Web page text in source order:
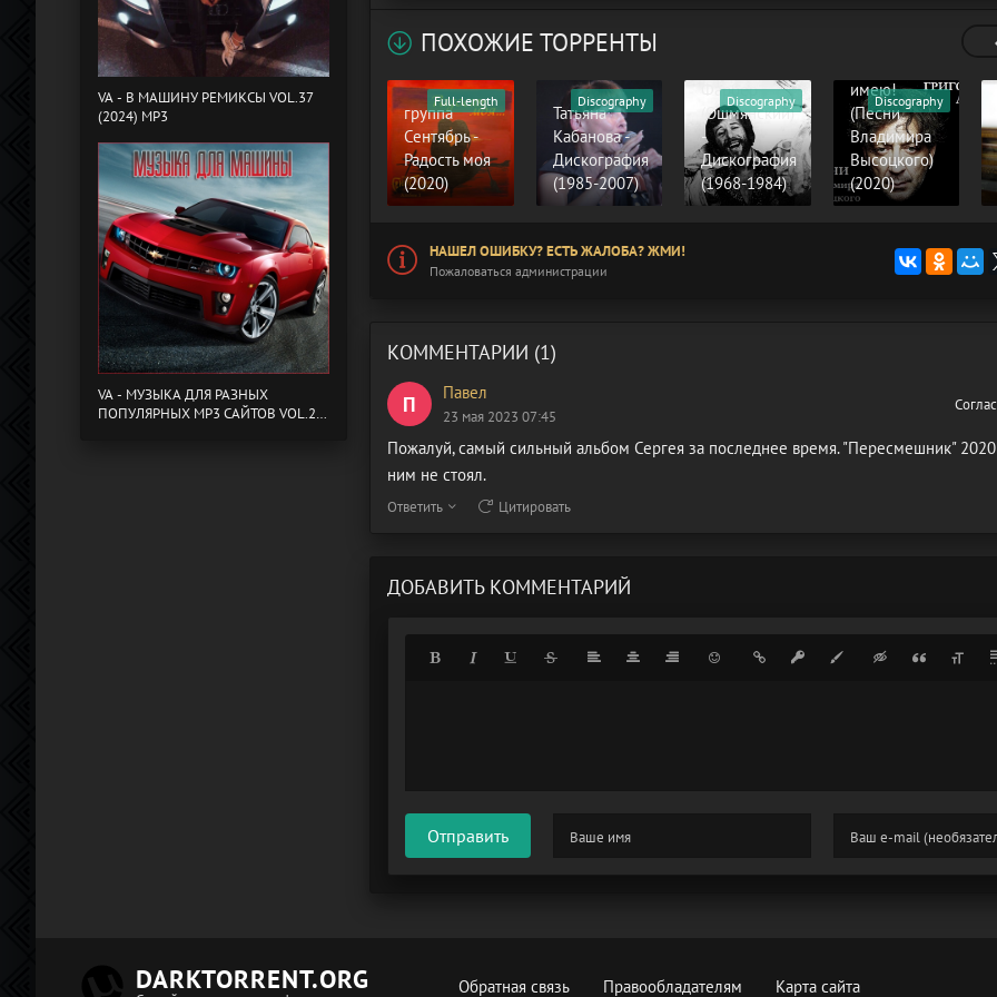
ПОХОЖИЕ ТОРРЕНТЫ
группа
Сентябрь -
Радость моя
(2020)
Full-length
Татьяна
Кабанова -
Дискография
(1985-2007)
Discography
Фарбер
(Ошмянский)
-
Дискография
(1968-1984)
Discography
имею!
(Песни
Владимира
Высоцкого)
(2020)
Discography
НАШЕЛ ОШИБКУ? ЕСТЬ ЖАЛОБА? ЖМИ!
Пожаловаться администрации
КОММЕНТАРИИ (1)
П Павел
23 мая 2023 07:45
Пожалуй, самый сильный альбом Сергея за последнее время. "Пересмешник"
ним не стоял.
Ответить Цитировать
ДОБАВИТЬ КОММЕНТАРИЙ
Отправить
VA - B МАШИНУ РЕМИКСЫ VOL.37
(2024) MP3
VA - МУЗЫКА ДЛЯ РАЗНЫХ
ПОПУЛЯРНЫХ MP3 САЙТОВ VOL.20
DARKTORRENT.ORG Обратная связь Правообладателям Карта сайта